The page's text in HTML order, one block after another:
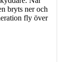
bryts ner och
fly över